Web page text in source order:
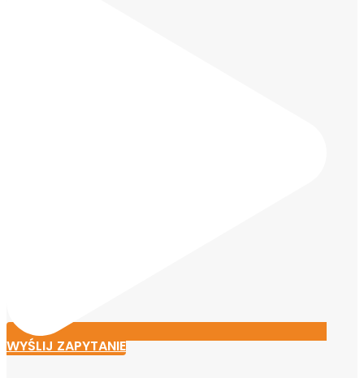
WYŚLIJ ZAPYTANIE